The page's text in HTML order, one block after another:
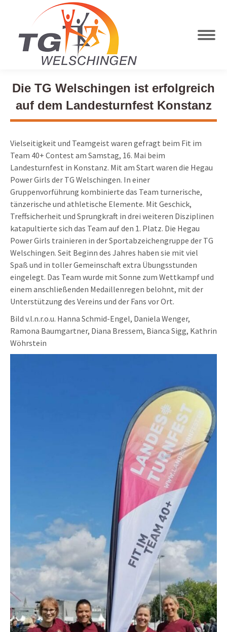
Die TG Welschingen ist erfolgreich
auf dem Landesturnfest Konstanz
Vielseitigkeit und Teamgeist waren gefragt beim Fit im
Team 40+ Contest am Samstag, 16. Mai beim
Landesturnfest in Konstanz. Mit am Start waren die Hegau
Power Girls der TG Welschingen. In einer
Gruppenvorführung kombinierte das Team turnerische,
tänzerische und athletische Elemente. Mit Geschick,
Treffsicherheit und Sprungkraft in drei weiteren Disziplinen
katapultierte sich das Team auf den 1. Platz. Die Hegau
Power Girls trainieren in der Sportabzeichengruppe der TG
Welschingen. Seit Beginn des Jahres haben sie mit viel
Spaß und in toller Gemeinschaft extra Übungsstunden
eingelegt. Das Team wurde mit Sonne zum Wettkampf und
einem anschließenden Medaillenregen belohnt, mit der
Unterstützung des Vereins und der Fans vor Ort.
Bild v.l.n.r.o.u. Hanna Schmid-Engel, Daniela Wenger,
Ramona Baumgartner, Diana Bressem, Bianca Sigg, Kathrin
Wöhrstein